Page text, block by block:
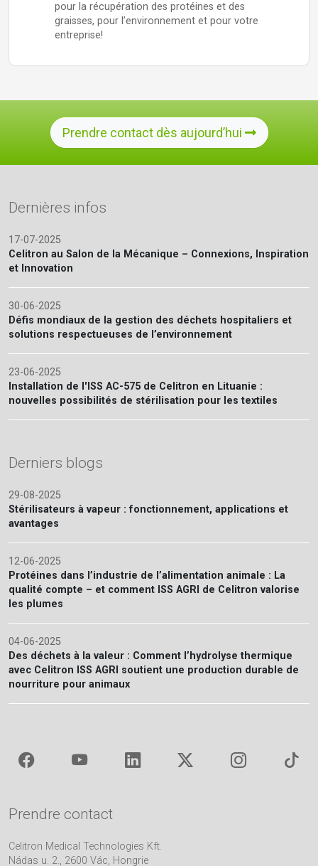
pour la récupération des protéines et des
graisses, pour l’environnement et pour votre
entreprise!
Prendre contact dès aujourd’hui
Dernières infos
17-07-2025
Celitron au Salon de la Mécanique – Connexions, Inspiration
et Innovation
30-06-2025
Défis mondiaux de la gestion des déchets hospitaliers et
solutions respectueuses de l’environnement
23-06-2025
Installation de l'ISS AC-575 de Celitron en Lituanie :
nouvelles possibilités de stérilisation pour les textiles
Derniers blogs
29-08-2025
Stérilisateurs à vapeur : fonctionnement, applications et
avantages
12-06-2025
Protéines dans l’industrie de l’alimentation animale : La
qualité compte – et comment ISS AGRI de Celitron valorise
les plumes
04-06-2025
Des déchets à la valeur : Comment l’hydrolyse thermique
avec Celitron ISS AGRI soutient une production durable de
nourriture pour animaux
Prendre contact
Celitron Medical Technologies Kft.
Nádas u. 2., 2600 Vác, Hongrie